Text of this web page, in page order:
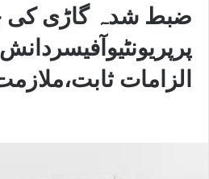
ضبط شدہ گاڑی کی
الزامات